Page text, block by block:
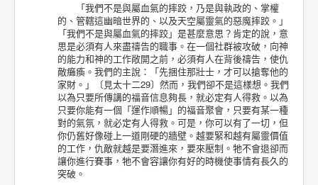
「我們不是與屬血氣的摔跤，乃是與執政的、掌權
的、管轄這幽暗世界的、以及天空屬靈氣的惡魔摔跤。」
「我們不是與屬血氣的摔跤」是甚麼意思？肯定的說，意
思是必須有人來盡禱告的職事。在一個社群被攻破，向神
的能力和神的工作敞開之前，必須有人在背後禱告，使仇
敵癱瘓。我們的主說：「先捆住那壯士，才可以搶奪他的
家財。」〔見太十二29〕然而，我們卻不是這樣想。我們
以為只要所傳講的福音信息夠長，就必定有人得救。以為
只要你能有一個「運作順暢」的福音聚會，只要有某一種
對的氣氛，就必定有人得救。可是，你可以有了一切，但
你仍舊好像碰上一道剛硬的牆壁。越要緊和越有屬靈價值
的工作，仇敵就越是要潛進來，要來壓制。牠不會退卻而
讓你進行賽事，牠不會容讓你有好的時機使事情有長久的
突破。